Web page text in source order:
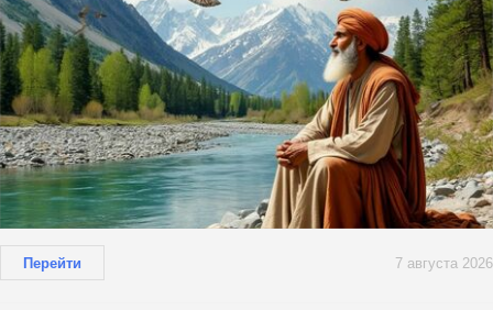
Перейти 7 августа 2026